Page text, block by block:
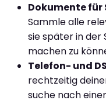
Dokumente
Sammle alle
sie später in der
machen zu
Telefon- und
rechtzeitig
suche nach